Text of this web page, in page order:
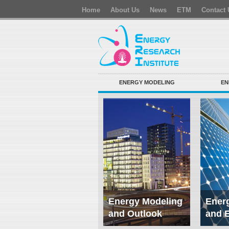
Home About Us News ETM Contact
ENERGY MODELING
Energy Modeling
and Outlook
and